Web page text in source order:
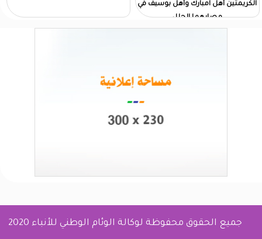
الكريمتين أهل امبارك وأهل بوسيف في
مصابهما الجلل
جميع الحقوق محفوظة لوكالة الوئام الوطني للأنباء 2020